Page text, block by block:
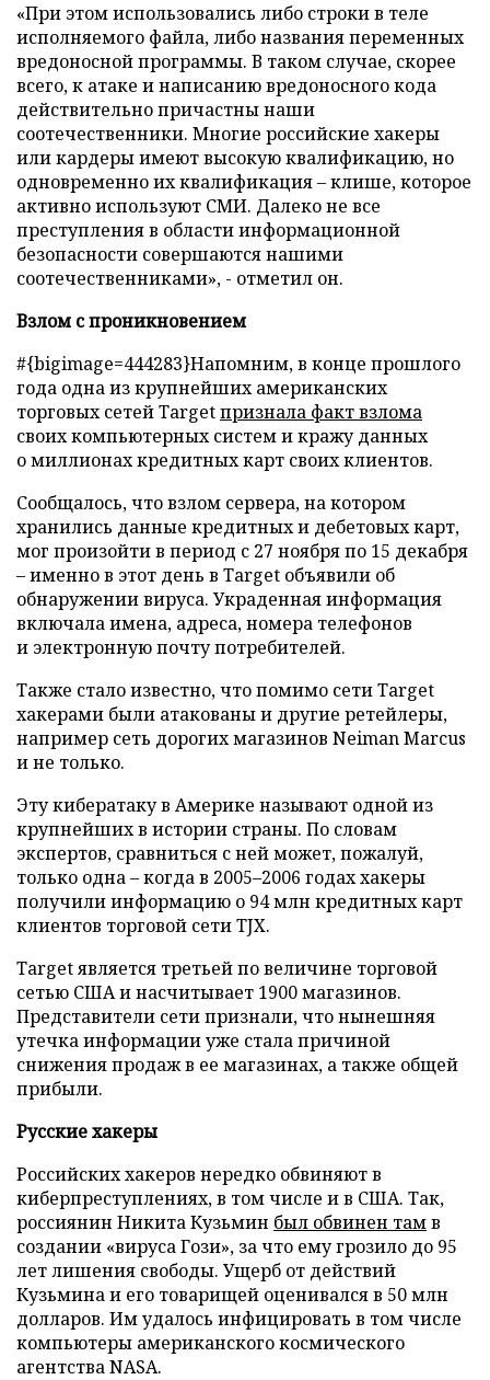
«При этом использовались либо строки в теле
исполняемого файла, либо названия переменных
вредоносной программы. В таком случае, скорее
всего, к атаке и написанию вредоносного кода
действительно причастны наши
соотечественники. Многие российские хакеры
или кардеры имеют высокую квалификацию, но
одновременно их квалификация – клише, которое
активно используют СМИ. Далеко не все
преступления в области информационной
безопасности совершаются нашими
соотечественниками», - отметил он.
Взлом с проникновением
#{bigimage=444283}Напомним, в конце прошлого
года одна из крупнейших американских
торговых сетей Targetпризнала факт взлома
своих компьютерных систем и кражу данных
о миллионах кредитных карт своих клиентов.
Сообщалось, что взлом сервера, на котором
хранились данные кредитных и дебетовых карт,
мог произойти в период с 27 ноября по 15 декабря
– именно в этот день в Target объявили об
обнаружении вируса. Украденная информация
включала имена, адреса, номера телефонов
и электронную почту потребителей.
Также стало известно, что помимо сети Target
хакерами были атакованы и другие ретейлеры,
например сеть дорогих магазинов Neiman Marcus
и не только.
Эту кибератаку в Америке называют одной из
крупнейших в истории страны. По словам
экспертов, сравниться с ней может, пожалуй,
только одна – когда в 2005–2006 годах хакеры
получили информацию о 94 млн кредитных карт
клиентов торговой сети TJX.
Target является третьей по величине торговой
сетью США и насчитывает 1900 магазинов.
Представители сети признали, что нынешняя
утечка информации уже стала причиной
снижения продаж в ее магазинах, а также общей
прибыли.
Русские хакеры
Российских хакеров нередко обвиняют в
киберпреступлениях, в том числе и в США. Так,
россиянин Никита Кузьмин был обвинен тамв
создании «вируса Гози», за что ему грозило до 95
лет лишения свободы. Ущерб от действий
Кузьмина и его товарищей оценивался в 50 млн
долларов. Им удалось инфицировать в том числе
компьютеры американского космического
агентства NASA.